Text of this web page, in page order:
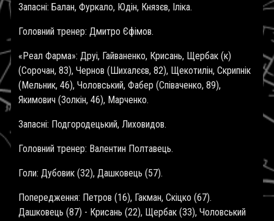
Запасні: Балан, Фуркало, Юдін, Князєв, Іліка.
Головний тренер: Дмитро Єфімов.
«Реал Фарма»: Друі, Гайваненко, Крисань, Щербак (к)
(Сорочан, 83), Чернов (Шихалєєв, 82), Щекотилін, Скрипнік
(Мельник, 46), Чоловський, Фабер (Співаченко, 89),
Якимович (Золкін, 46), Марченко.
Запасні: Подгородецький, Лиховидов.
Головний тренер: Валентин Полтавець.
Голи: Дубовик (32), Дашковець (57).
Попередження: Петров (16), Гакман, Скіцко (67).
Дашковець (87) - Крисань (22), Щербак (33), Чоловський